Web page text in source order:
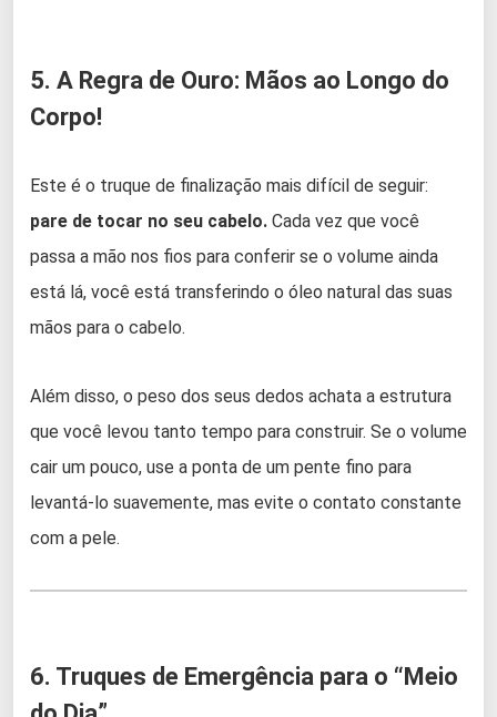
5. A Regra de Ouro: Mãos ao Longo do
Corpo!
Este é o truque de finalização mais difícil de seguir:
pare de tocar no seu cabelo. Cada vez que você
passa a mão nos fios para conferir se o volume ainda
está lá, você está transferindo o óleo natural das suas
mãos para o cabelo.
Além disso, o peso dos seus dedos achata a estrutura
que você levou tanto tempo para construir. Se o volume
cair um pouco, use a ponta de um pente fino para
levantá-lo suavemente, mas evite o contato constante
com a pele.
6. Truques de Emergência para o “Meio